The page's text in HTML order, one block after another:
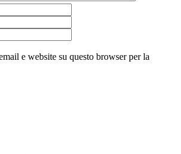
e website su questo browser per la